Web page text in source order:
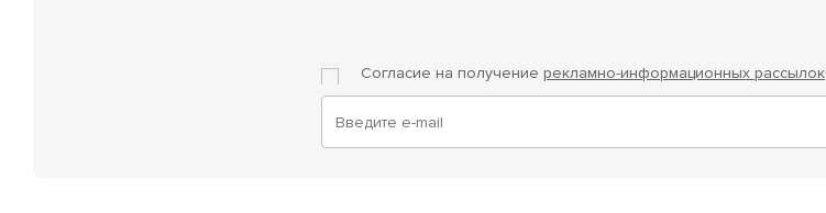
Согласие на получение рекламно-информационных рассылок